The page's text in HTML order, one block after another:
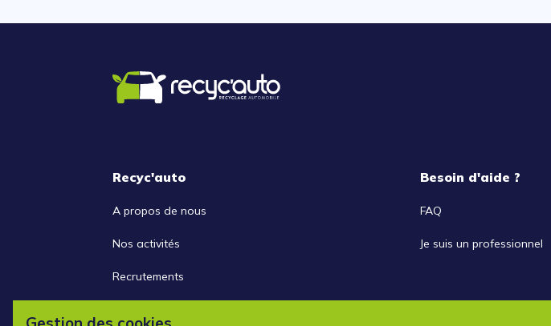
Recyc'auto
A propos de nous
Nos activités
Recrutements
Besoin d'aide ?
FAQ
Je suis un professionnel